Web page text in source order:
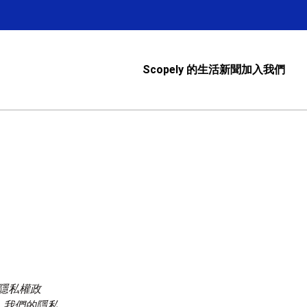
Scopely 的生活新聞加入我們
私權政